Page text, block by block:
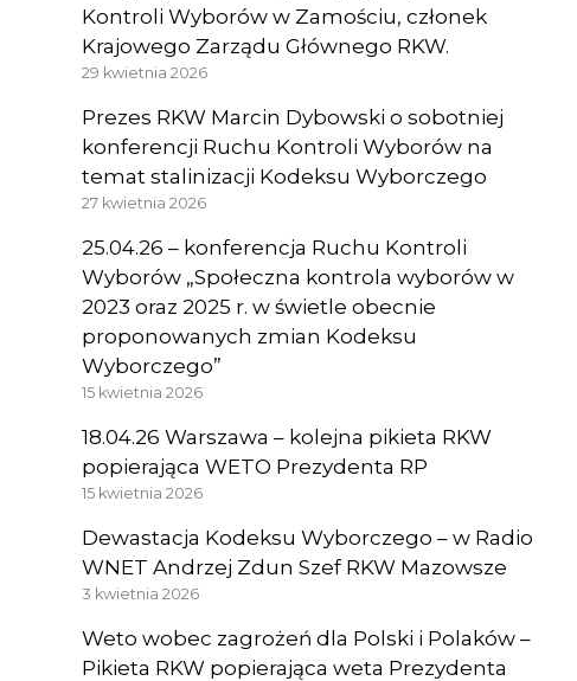
Kontroli Wyborów w Zamościu, członek
Krajowego Zarządu Głównego RKW.
29 kwietnia 2026
Prezes RKW Marcin Dybowski o sobotniej
konferencji Ruchu Kontroli Wyborów na
temat stalinizacji Kodeksu Wyborczego
27 kwietnia 2026
25.04.26 – konferencja Ruchu Kontroli
Wyborów „Społeczna kontrola wyborów w
2023 oraz 2025 r. w świetle obecnie
proponowanych zmian Kodeksu
Wyborczego”
15 kwietnia 2026
18.04.26 Warszawa – kolejna pikieta RKW
popierająca WETO Prezydenta RP
15 kwietnia 2026
Dewastacja Kodeksu Wyborczego – w Radio
WNET Andrzej Zdun Szef RKW Mazowsze
3 kwietnia 2026
Weto wobec zagrożeń dla Polski i Polaków –
Pikieta RKW popierająca weta Prezydenta